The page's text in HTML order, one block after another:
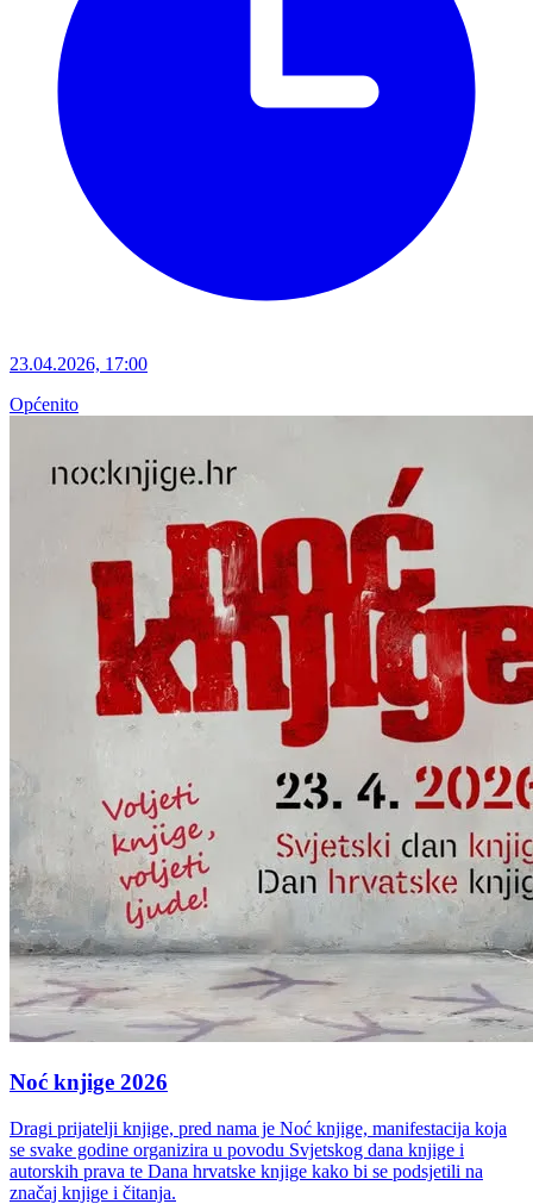
23.04.2026, 17:00
Općenito
Noć knjige 2026
Dragi prijatelji knjige, pred nama je Noć knjige, manifestacija koja
se svake godine organizira u povodu Svjetskog dana knjige i
autorskih prava te Dana hrvatske knjige kako bi se podsjetili na
značaj knjige i čitanja.